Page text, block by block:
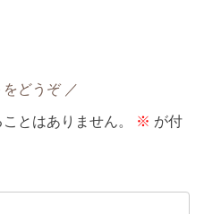
をどうぞ
とはありません。 ※ が付